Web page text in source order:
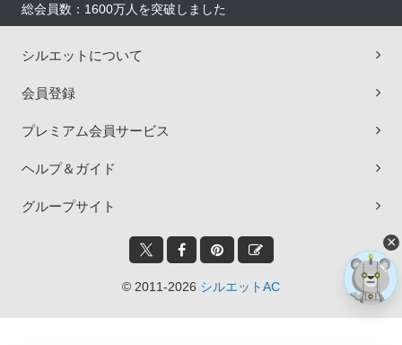
総会員数：1600万人を突破しました
シルエットについて
会員登録
プレミアム会員サービス
ヘルプ＆ガイド
グループサイト
© 2011-2026 シルエットAC
×